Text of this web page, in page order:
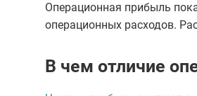
Операционная прибыль
операционных расходов.
В чем отличие